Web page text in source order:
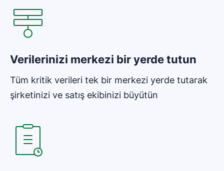
Verilerinizi merkezi bir yerde tutun
Tüm kritik verileri tek bir merkezi yerde tutarak
şirketinizi ve satış ekibinizi büyütün